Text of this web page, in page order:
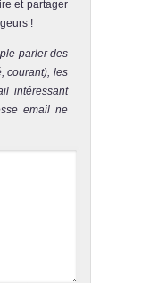
et partager
!
parler des
courant), les
intéressant
email ne